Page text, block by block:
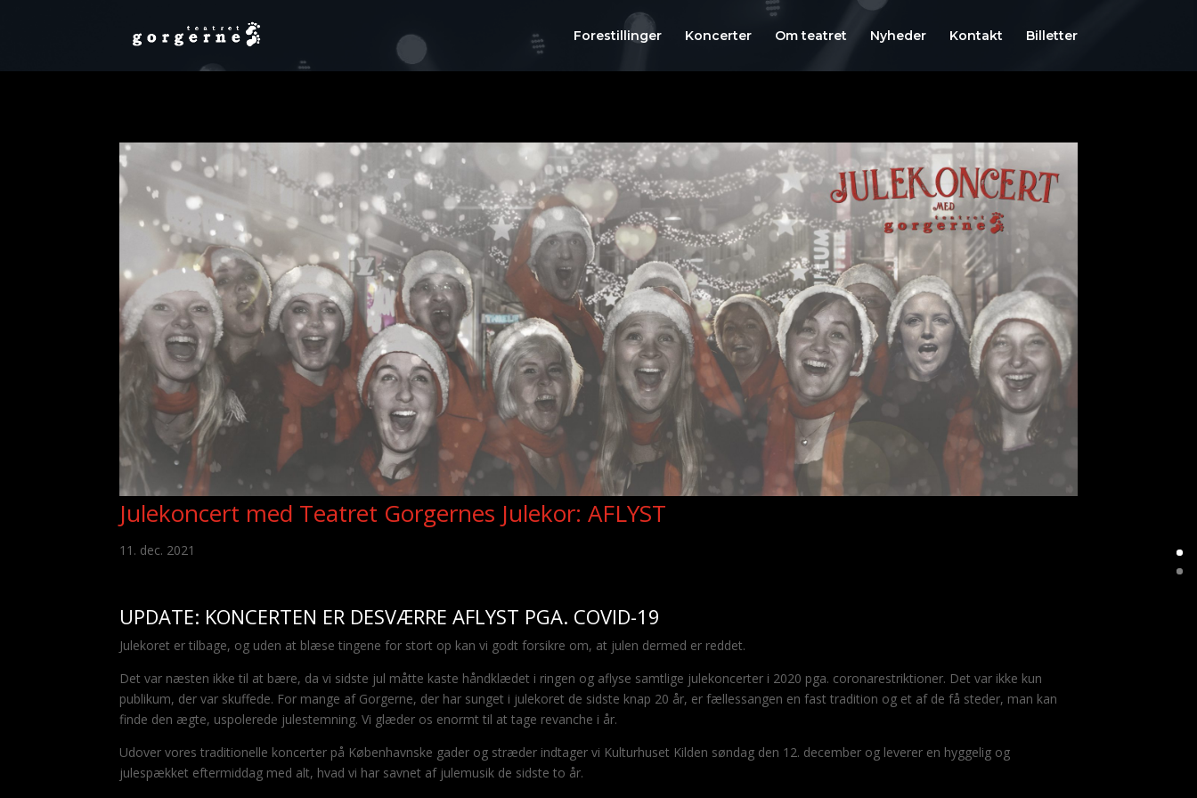
Forestillinger Koncerter Om teatret Nyheder Kontakt Billetter
Julekoncert med Teatret Gorgernes Julekor: AFLYST
11. dec. 2021
UPDATE: KONCERTEN ER DESVÆRRE AFLYST PGA. COVID-19
Julekoret er tilbage, og uden at blæse tingene for stort op kan vi godt forsikre om, at julen dermed er reddet.
Det var næsten ikke til at bære, da vi sidste jul måtte kaste håndklædet i ringen og aflyse samtlige julekoncerter i 2020 pga. coronarestriktioner. Det var ikke kun
publikum, der var skuffede. For mange af Gorgerne, der har sunget i julekoret de sidste knap 20 år, er fællessangen en fast tradition og et af de få steder, man kan
finde den ægte, uspolerede julestemning. Vi glæder os enormt til at tage revanche i år.
Udover vores traditionelle koncerter på Københavnske gader og stræder indtager vi Kulturhuset Kilden søndag den 12. december og leverer en hyggelig og
julespækket eftermiddag med alt, hvad vi har savnet af julemusik de sidste to år.